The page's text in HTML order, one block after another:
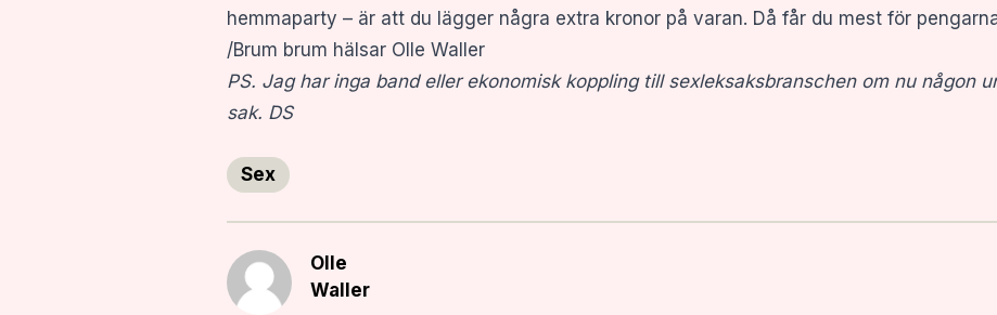
hemmaparty – är att du lägger några extra kronor på varan. Då får du mest för
/Brum brum hälsar Olle Waller
PS. Jag har inga band eller ekonomisk koppling till sexleksaksbranschen om nu någon
sak. DS
Sex
Olle
Waller